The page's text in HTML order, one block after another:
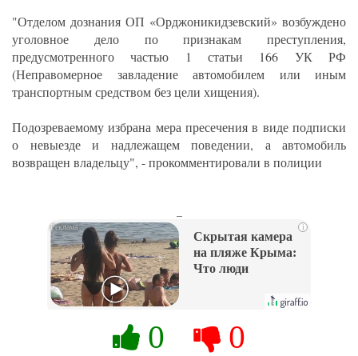
"Отделом дознания ОП «Орджоникидзевский» возбуждено
уголовное дело по признакам преступления,
предусмотренного частью 1 статьи 166 УК РФ
(Неправомерное завладение автомобилем или иным
транспортным средством без цели хищения).
Подозреваемому избрана мера пресечения в виде подписки
о невыезде и надлежащем поведении, а автомобиль
возвращен владельцу", - прокомментировали в полиции
i
Скрытая камера
на пляже Крыма:
Что люди
их не видят...
0 0